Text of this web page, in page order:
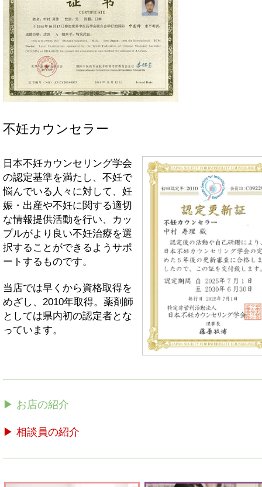
不妊カウンセラー
日本不妊カウンセリング学会
の認定基準を満たし、不妊で
悩んでいる人々に対して、妊
娠・出産や不妊に関する適切
な情報提供活動を行い、カッ
プルがより良い不妊治療を選
択することができるようサポ
ートするものです。
当店では早くから資格取得を
めざし、2010年取得。薬剤師
としては県内初の認定者とな
っています。
▶ お店の紹介
▶ 相談員の紹介